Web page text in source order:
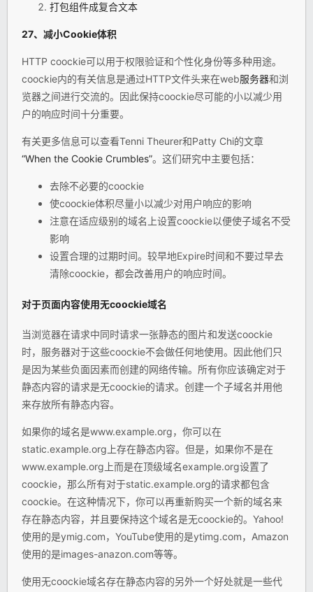
打包组件成复合文本
27、减小Cookie体积
HTTP coockie可以用于权限验证和个性化身份等多种用途。
coockie内的有关信息是通过HTTP文件头来在web服务器和浏
览器之间进行交流的。因此保持coockie尽可能的小以减少用
户的响应时间十分重要。
有关更多信息可以查看Tenni Theurer和Patty Chi的文章
“When the Cookie Crumbles”。这们研究中主要包括：
去除不必要的coockie
使coockie体积尽量小以减少对用户响应的影响
注意在适应级别的域名上设置coockie以便使子域名不受
影响
设置合理的过期时间。较早地Expire时间和不要过早去
清除coockie，都会改善用户的响应时间。
对于页面内容使用无coockie域名
当浏览器在请求中同时请求一张静态的图片和发送coockie
时，服务器对于这些coockie不会做任何地使用。因此他们只
是因为某些负面因素而创建的网络传输。所有你应该确定对于
静态内容的请求是无coockie的请求。创建一个子域名并用他
来存放所有静态内容。
如果你的域名是www.example.org，你可以在
static.example.org上存在静态内容。但是，如果你不是在
www.example.org上而是在顶级域名example.org设置了
coockie，那么所有对于static.example.org的请求都包含
coockie。在这种情况下，你可以再重新购买一个新的域名来
存在静态内容，并且要保持这个域名是无coockie的。Yahoo!
使用的是ymig.com，YouTube使用的是ytimg.com，Amazon
使用的是images-anazon.com等等。
使用无coockie域名存在静态内容的另外一个好处就是一些代